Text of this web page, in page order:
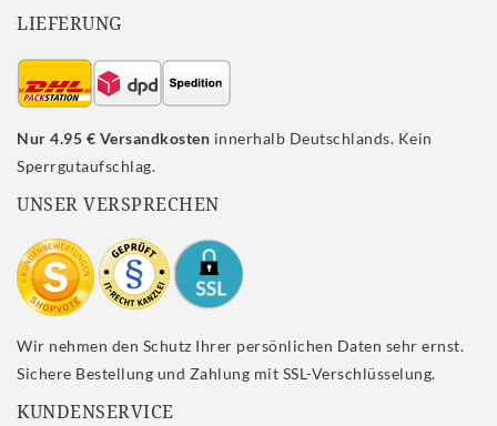
LIEFERUNG
Nur 4.95 € Versandkosten innerhalb Deutschlands. Kein
Sperrgutaufschlag.
UNSER VERSPRECHEN
Wir nehmen den Schutz Ihrer persönlichen Daten sehr ernst.
Sichere Bestellung und Zahlung mit SSL-Verschlüsselung.
KUNDENSERVICE